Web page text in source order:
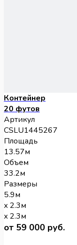
Контейнер
20 футов
Артикул
CSLU1445267
Площадь
13.57м
Объем
33.2м
Размеры
5.9м
x 2.3м
x 2.3м
от 59 000 руб.